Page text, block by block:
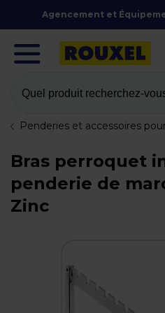
Agencement et
Quel produit recherchez-
Penderies et accessoires
Bras perroquet
penderie de
Zinc